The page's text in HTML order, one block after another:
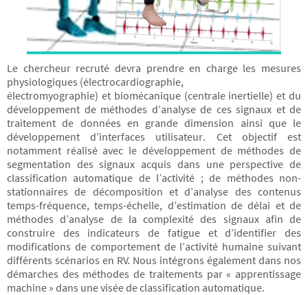
Le chercheur recruté devra prendre en charge les mesures
physiologiques (électrocardiographie,
électromyographie) et biomécanique (centrale inertielle) et du
développement de méthodes d’analyse de ces signaux et de
traitement de données en grande dimension ainsi que le
développement d’interfaces utilisateur. Cet objectif est
notamment réalisé avec le développement de méthodes de
segmentation des signaux acquis dans une perspective de
classification automatique de l’activité ; de méthodes non-
stationnaires de décomposition et d’analyse des contenus
temps-fréquence, temps-échelle, d’estimation de délai et de
méthodes d’analyse de la complexité des signaux afin de
construire des indicateurs de fatigue et d’identifier des
modifications de comportement de l’activité humaine suivant
différents scénarios en RV. Nous intégrons également dans nos
démarches des méthodes de traitements par « apprentissage
machine » dans une visée de classification automatique.